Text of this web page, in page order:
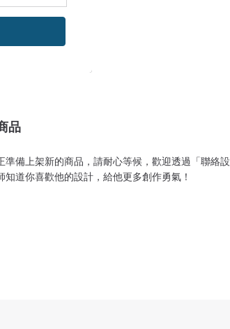
品
準備上架新的商品，請耐心等候，歡迎透過「聯絡設
道你喜歡他的設計，給他更多創作勇氣！